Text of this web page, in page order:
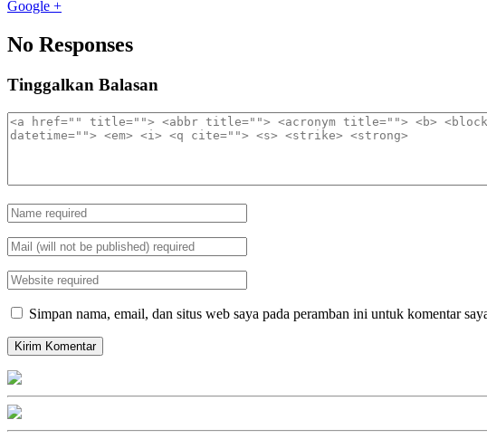
Google +
No Responses
Tinggalkan Balasan
Simpan nama, email, dan situs web saya pada peramban ini untuk komentar